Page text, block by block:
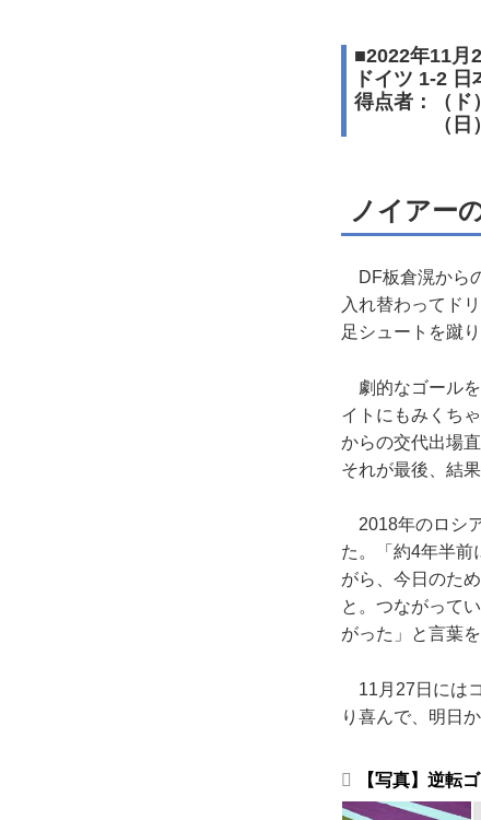
■2022年11月
ドイツ 1-2 日
得点者：（ド
（日）堂
ノイアー
DF板倉滉から
入れ替わってド
足シュートを蹴り
劇的なゴールを
イトにもみくち
からの交代出場
それが最後、結
2018年のロシ
た。「約4年半前
がら、今日のた
と。つながって
がった」と言葉を
11月27日には
り喜んで、明日
【写真】逆転